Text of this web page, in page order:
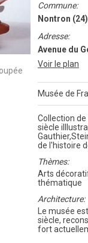
Commune:
Nontron (24)
Adresse:
Avenue du
Voir le plan
Musée de
Collection
siècle
de l'histoire
Thèmes:
Arts
thématique
Architecture:
Le musée
siècle,
fort